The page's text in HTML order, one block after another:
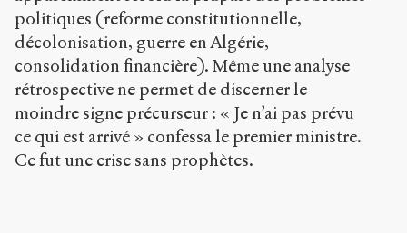
politiques (reforme constitutionnelle,
décolonisation, guerre en Algérie,
consolidation financière). Même une analyse
rétrospective ne permet de discerner le
moindre signe précurseur : « Je n’ai pas prévu
ce qui est arrivé » confessa le premier ministre.
Ce fut une crise sans prophètes.